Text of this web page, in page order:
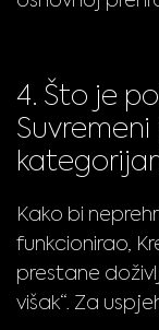
4. Što je
Kako bi
funkcionirao,
prestane
višak“. Za